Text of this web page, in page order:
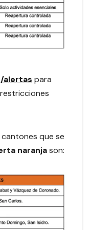
alertas para
que se
naranjason: